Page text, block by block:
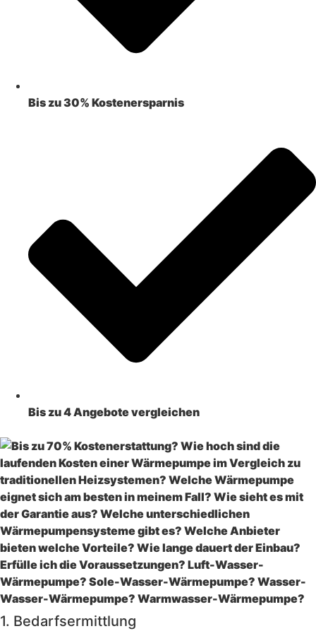
Bis zu 30% Kostenersparnis
Bis zu 4 Angebote vergleichen
1. Bedarfsermittlung